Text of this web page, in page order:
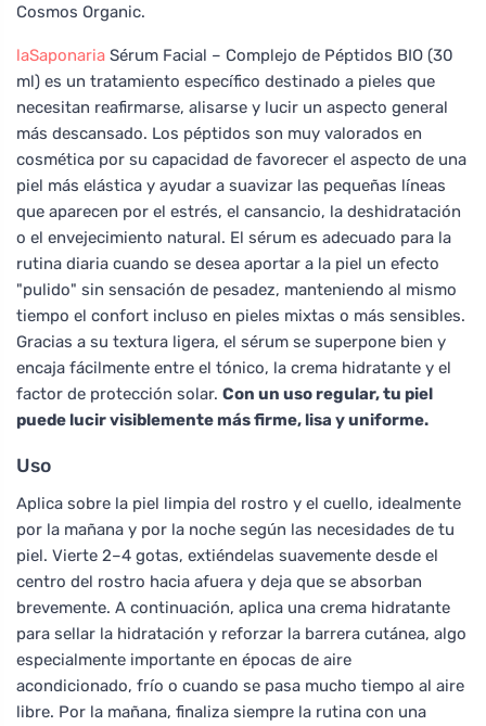
Cosmos Organic.
laSaponaria Sérum Facial – Complejo de Péptidos BIO (30
ml) es un tratamiento específico destinado a pieles que
necesitan reafirmarse, alisarse y lucir un aspecto general
más descansado. Los péptidos son muy valorados en
cosmética por su capacidad de favorecer el aspecto de una
piel más elástica y ayudar a suavizar las pequeñas líneas
que aparecen por el estrés, el cansancio, la deshidratación
o el envejecimiento natural. El sérum es adecuado para la
rutina diaria cuando se desea aportar a la piel un efecto
"pulido" sin sensación de pesadez, manteniendo al mismo
tiempo el confort incluso en pieles mixtas o más sensibles.
Gracias a su textura ligera, el sérum se superpone bien y
encaja fácilmente entre el tónico, la crema hidratante y el
factor de protección solar. Con un uso regular, tu piel
puede lucir visiblemente más firme, lisa y uniforme.
Uso
Aplica sobre la piel limpia del rostro y el cuello, idealmente
por la mañana y por la noche según las necesidades de tu
piel. Vierte 2–4 gotas, extiéndelas suavemente desde el
centro del rostro hacia afuera y deja que se absorban
brevemente. A continuación, aplica una crema hidratante
para sellar la hidratación y reforzar la barrera cutánea, algo
especialmente importante en épocas de aire
acondicionado, frío o cuando se pasa mucho tiempo al aire
libre. Por la mañana, finaliza siempre la rutina con una